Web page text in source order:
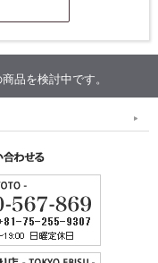
品を検討中です。